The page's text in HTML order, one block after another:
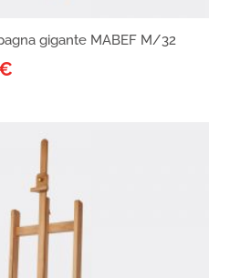
gigante MABEF M/32